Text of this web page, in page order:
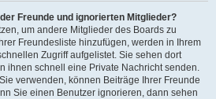
Freunde und ignorierten Mitglieder?
um andere Mitglieder des Boards zu
Freundesliste hinzufügen, werden in Ihrem
Zugriff aufgelistet. Sie sehen dort
ihnen schnell eine Private Nachricht senden.
verwenden, können Beiträge Ihrer Freunde
Sie einen Benutzer ignorieren, dann sehen